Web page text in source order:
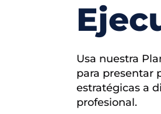
Usa nuestra
para presentar
estratégicas a
profesional.